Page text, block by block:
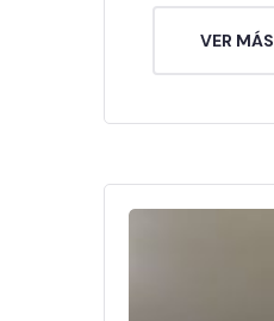
VER MÁS